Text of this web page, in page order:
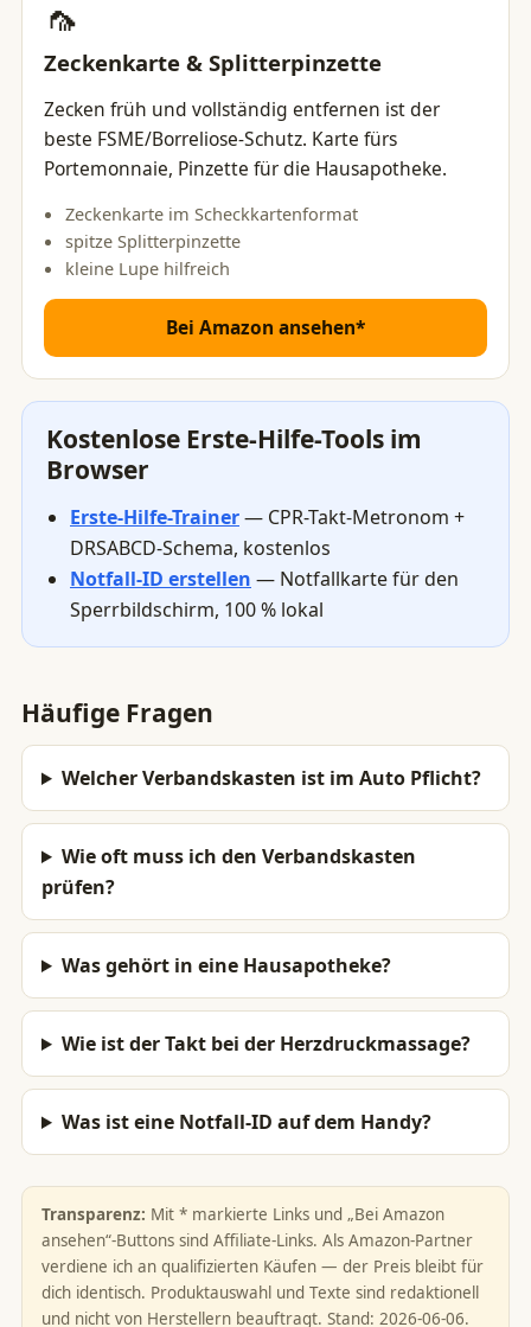
🦟
Zeckenkarte & Splitterpinzette
Zecken früh und vollständig entfernen ist der
beste FSME/Borreliose-Schutz. Karte fürs
Portemonnaie, Pinzette für die Hausapotheke.
Zeckenkarte im Scheckkartenformat
spitze Splitterpinzette
kleine Lupe hilfreich
Bei Amazon ansehen*
Kostenlose Erste-Hilfe-Tools im
Browser
Erste-Hilfe-Trainer— CPR-Takt-Metronom +
DRSABCD-Schema, kostenlos
Notfall-ID erstellen — Notfallkarte für den
Sperrbildschirm, 100 % lokal
Häufige Fragen
Welcher Verbandskasten ist im Auto Pflicht?
Wie oft muss ich den Verbandskasten
prüfen?
Was gehört in eine Hausapotheke?
Wie ist der Takt bei der Herzdruckmassage?
Was ist eine Notfall-ID auf dem Handy?
Transparenz: Mit * markierte Links und „Bei Amazon
ansehen“-Buttons sind Affiliate-Links. Als Amazon-Partner
verdiene ich an qualifizierten Käufen — der Preis bleibt für
dich identisch. Produktauswahl und Texte sind redaktionell
und nicht von Herstellern beauftragt. Stand: 2026-06-06.